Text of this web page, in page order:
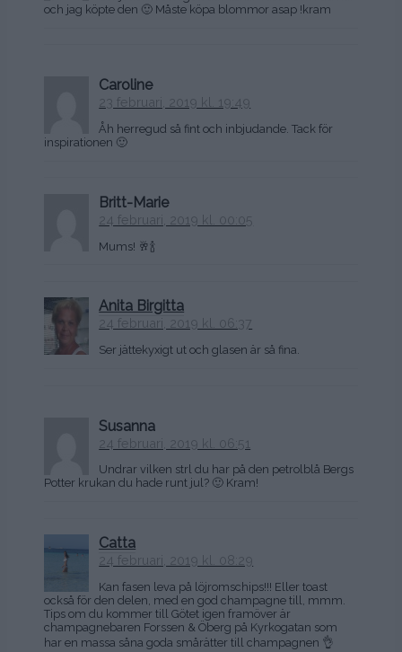
och jag köpte den 🙂 Måste köpa blommor asap !kram
Caroline
23 februari, 2019 kl. 19:49
Åh herregud så fint och inbjudande. Tack för
inspirationen 🙂
Britt-Marie
24 februari, 2019 kl. 00:05
Mums! 🥂🍾
Anita Birgitta
24 februari, 2019 kl. 06:37
Ser jättekyxigt ut och glasen är så fina.
Susanna
24 februari, 2019 kl. 06:51
Undrar vilken strl du har på den petrolblå Bergs
Potter krukan du hade runt jul? 🙂 Kram!
Catta
24 februari, 2019 kl. 08:29
Kan fasen leva på löjromschips!!! Eller toast
också för den delen, med en god champagne till, mmm.
Tips om du kommer till Götet igen framöver är
champagnebaren Forssen & Öberg på Kyrkogatan som
har en massa såna goda smårätter till champagnen 👌